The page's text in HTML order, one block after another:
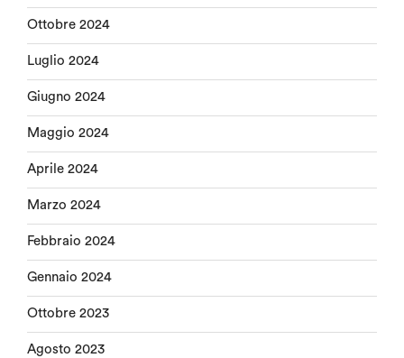
Ottobre 2024
Luglio 2024
Giugno 2024
Maggio 2024
Aprile 2024
Marzo 2024
Febbraio 2024
Gennaio 2024
Ottobre 2023
Agosto 2023